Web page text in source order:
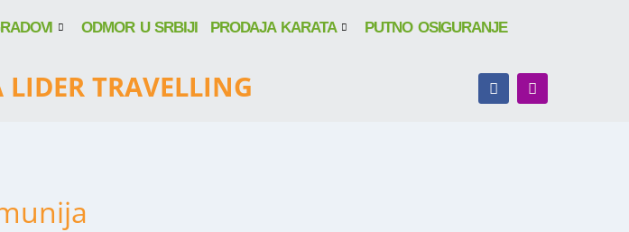
ODMOR U SRBIJI PRODAJA KARATA PUTNO OSIGURANJE
TRAVELLING